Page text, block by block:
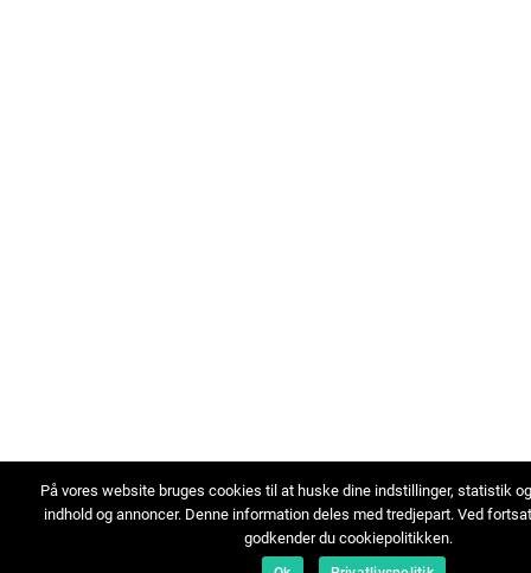
På vores website bruges cookies til at huske dine indstillinger, statistik
indhold og annoncer. Denne information deles med tredjepart. Ved
godkender du cookiepolitikken.